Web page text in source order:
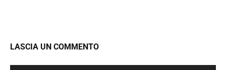
LASCIA UN COMMENTO